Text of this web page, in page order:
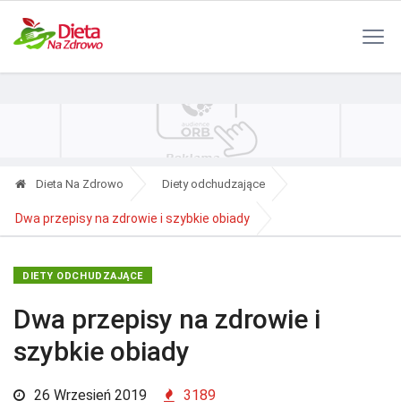
Dieta Na Zdrowo Diety odchudzające
Dwa przepisy na zdrowie i szybkie obiady
DIETY ODCHUDZAJĄCE
Dwa przepisy na zdrowie i
szybkie obiady
26 Wrzesień 2019 3189